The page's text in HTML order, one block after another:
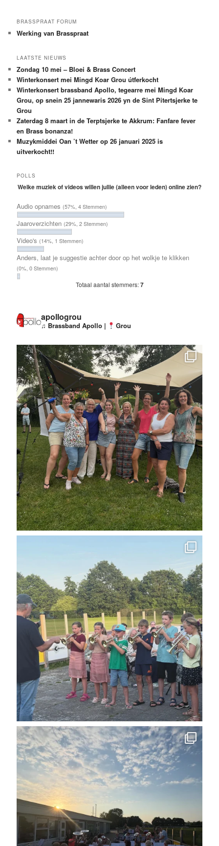
BRASSPRAAT FORUM
Werking van Brasspraat
LAATSTE NIEUWS
Zondag 10 mei – Bloei & Brass Concert
Winterkonsert mei Mingd Koar Grou útferkocht
Winterkonsert brassband Apollo, tegearre mei Mingd Koar
Grou, op snein 25 jannewaris 2026 yn de Sint Pitertsjerke te
Grou
Zaterdag 8 maart in de Terptsjerke te Akkrum: Fanfare fever
en Brass bonanza!
Muzykmiddei Oan ’t Wetter op 26 januari 2025 is
uitverkocht!!
POLLS
Welke muziek of videos willen jullie (alleen voor leden) online zien?
Audio opnames (57%, 4 Stemmen)
Jaaroverzichten (29%, 2 Stemmen)
Video's (14%, 1 Stemmen)
Anders, laat je suggestie achter door op het wolkje te klikken
(0%, 0 Stemmen)
Totaal aantal stemmers:7
apollogrou
♫ Brassband Apollo | Grou